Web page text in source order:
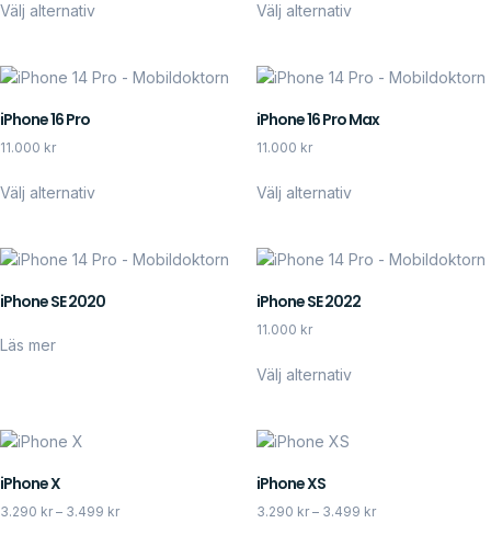
Välj alternativ Välj alternativ
iPhone 16 Pro
11.000 kr
Välj alternativ
iPhone 16 Pro Max
11.000 kr
Välj alternativ
iPhone SE 2020
Läs mer
iPhone SE 2022
11.000 kr
Välj alternativ
iPhone X
3.290 kr – 3.499 kr
iPhone XS
3.290 kr – 3.499 kr